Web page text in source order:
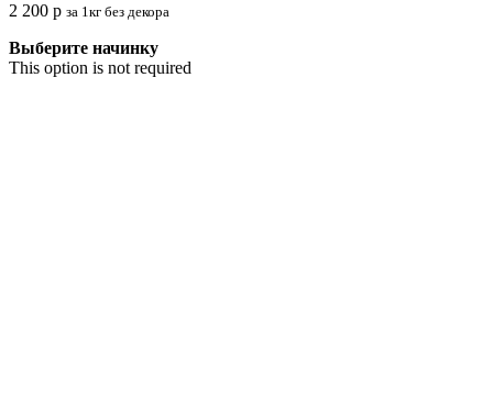
2 200 р за 1кг без декора
Выберите начинку
This option is not required